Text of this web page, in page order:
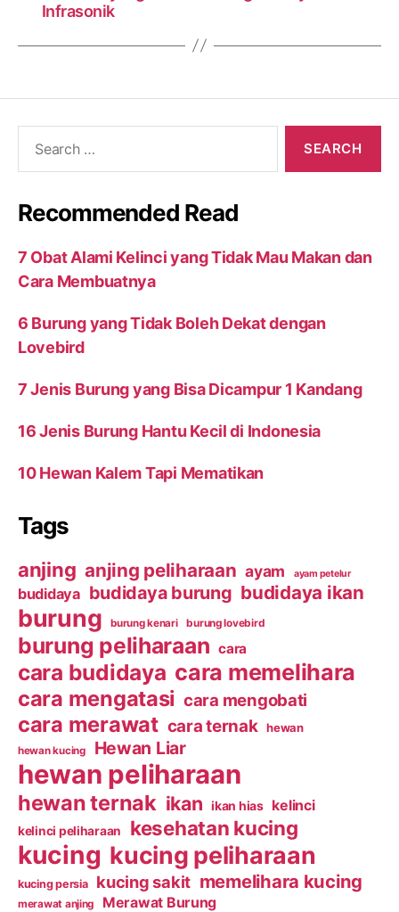
Infrasonik
Recommended Read
7 Obat Alami Kelinci yang Tidak Mau Makan dan
Cara Membuatnya
6 Burung yang Tidak Boleh Dekat dengan
Lovebird
7 Jenis Burung yang Bisa Dicampur 1 Kandang
16 Jenis Burung Hantu Kecil di Indonesia
10 Hewan Kalem Tapi Mematikan
Tags
anjing anjing peliharaan ayam ayam petelur
budidaya budidaya burung budidaya ikan
burung burung kenari burung lovebird
burung peliharaan cara
cara budidaya cara memelihara
cara mengatasi cara mengobati
cara merawat cara ternak hewan
hewan kucing Hewan Liar
hewan peliharaan
hewan ternak ikan ikan hias kelinci
kelinci peliharaan kesehatan kucing
kucing kucing peliharaan
kucing persia kucing sakit memelihara kucing
merawat anjing Merawat Burung